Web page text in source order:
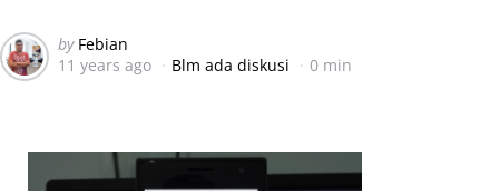
Posted
by
by Febian
11 years ago
Blm ada diskusi 0 min